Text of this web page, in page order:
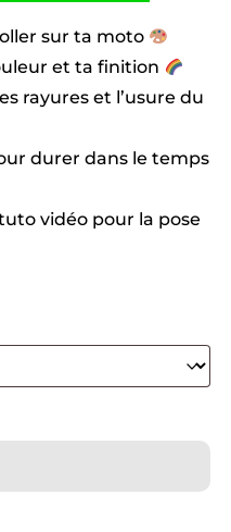
sur ta moto
et ta finition
rayures et l’usure du
durer dans le temps
vidéo pour la pose